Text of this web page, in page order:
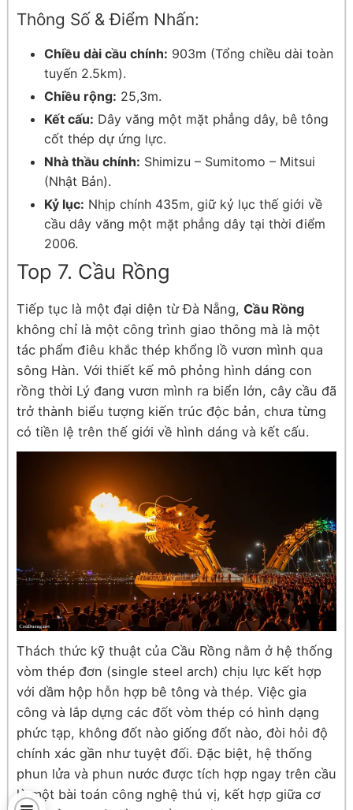
Thông Số & Điểm Nhấn:
Chiều dài cầu chính: 903m (Tổng chiều dài toàn
tuyến 2.5km).
Chiều rộng: 25,3m.
Kết cấu: Dây văng một mặt phẳng dây, bê tông
cốt thép dự ứng lực.
Nhà thầu chính: Shimizu – Sumitomo – Mitsui
(Nhật Bản).
Kỷ lục: Nhịp chính 435m, giữ kỷ lục thế giới về
cầu dây văng một mặt phẳng dây tại thời điểm
2006.
Top 7. Cầu Rồng
Tiếp tục là một đại diện từ Đà Nẵng, Cầu Rồng
không chỉ là một công trình giao thông mà là một
tác phẩm điêu khắc thép khổng lồ vươn mình qua
sông Hàn. Với thiết kế mô phỏng hình dáng con
rồng thời Lý đang vươn mình ra biển lớn, cây cầu đã
trở thành biểu tượng kiến trúc độc bản, chưa từng
có tiền lệ trên thế giới về hình dáng và kết cấu.
Thách thức kỹ thuật của Cầu Rồng nằm ở hệ thống
vòm thép đơn (single steel arch) chịu lực kết hợp
với dầm hộp hỗn hợp bê tông và thép. Việc gia
công và lắp dựng các đốt vòm thép có hình dạng
phức tạp, không đốt nào giống đốt nào, đòi hỏi độ
chính xác gần như tuyệt đối. Đặc biệt, hệ thống
phun lửa và phun nước được tích hợp ngay trên cầu
là một bài toán công nghệ thú vị, kết hợp giữa cơ